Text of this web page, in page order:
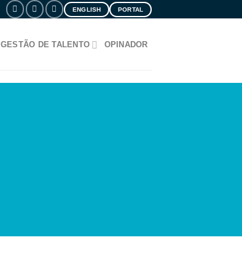
ENGLISH PORTAL
GESTÃO DE TALENTO OPINADOR